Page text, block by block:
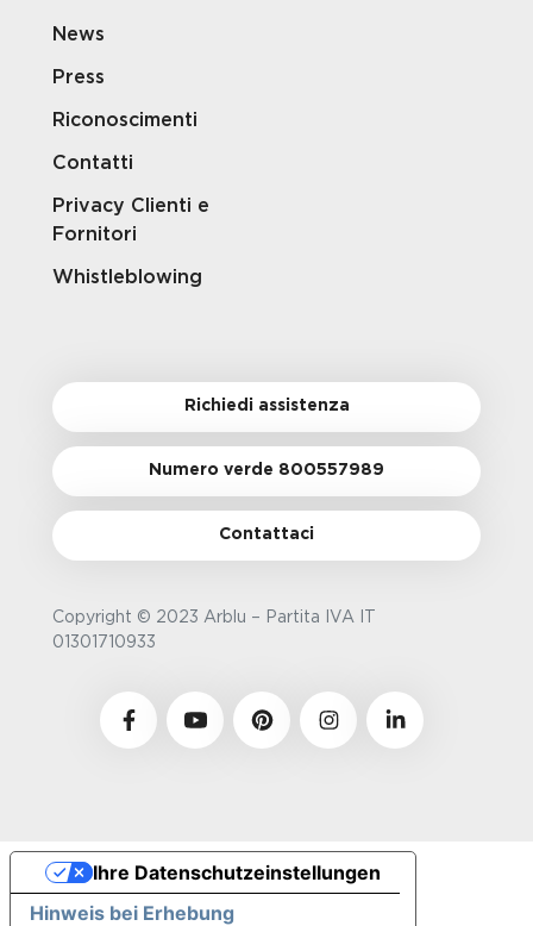
News
Press
Riconoscimenti
Contatti
Privacy Clienti e
Fornitori
Whistleblowing
Richiedi assistenza
Numero verde 800557989
Contattaci
Copyright © 2023 Arblu – Partita IVA IT
01301710933
Hinweis bei Erhebung
Ihre Datenschutzeinstellungen